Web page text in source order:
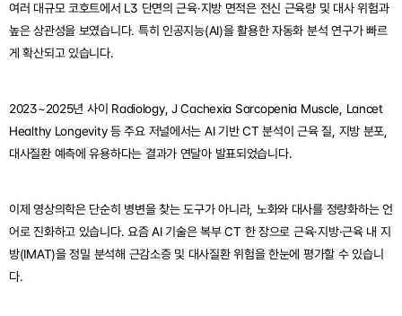
여러 대규모 코호트에서 L3 단면의 근육·지방 면적은 전신 근육량 및 대사 위험과
높은 상관성을 보였습니다. 특히 인공지능(AI)을 활용한 자동화 분석 연구가 빠르
게 확산되고 있습니다.
2023~2025년 사이 Radiology, J Cachexia Sarcopenia Muscle, Lancet
Healthy Longevity 등 주요 저널에서는 AI 기반 CT 분석이 근육 질, 지방 분포,
대사질환 예측에 유용하다는 결과가 연달아 발표되었습니다.
이제 영상의학은 단순히 병변을 찾는 도구가 아니라, 노화와 대사를 정량화하는 언
어로 진화하고 있습니다. 요즘 AI 기술은 복부 CT 한 장으로 근육·지방·근육 내 지
방(IMAT)을 정밀 분석해 근감소증 및 대사질환 위험을 한눈에 평가할 수 있습니
다.